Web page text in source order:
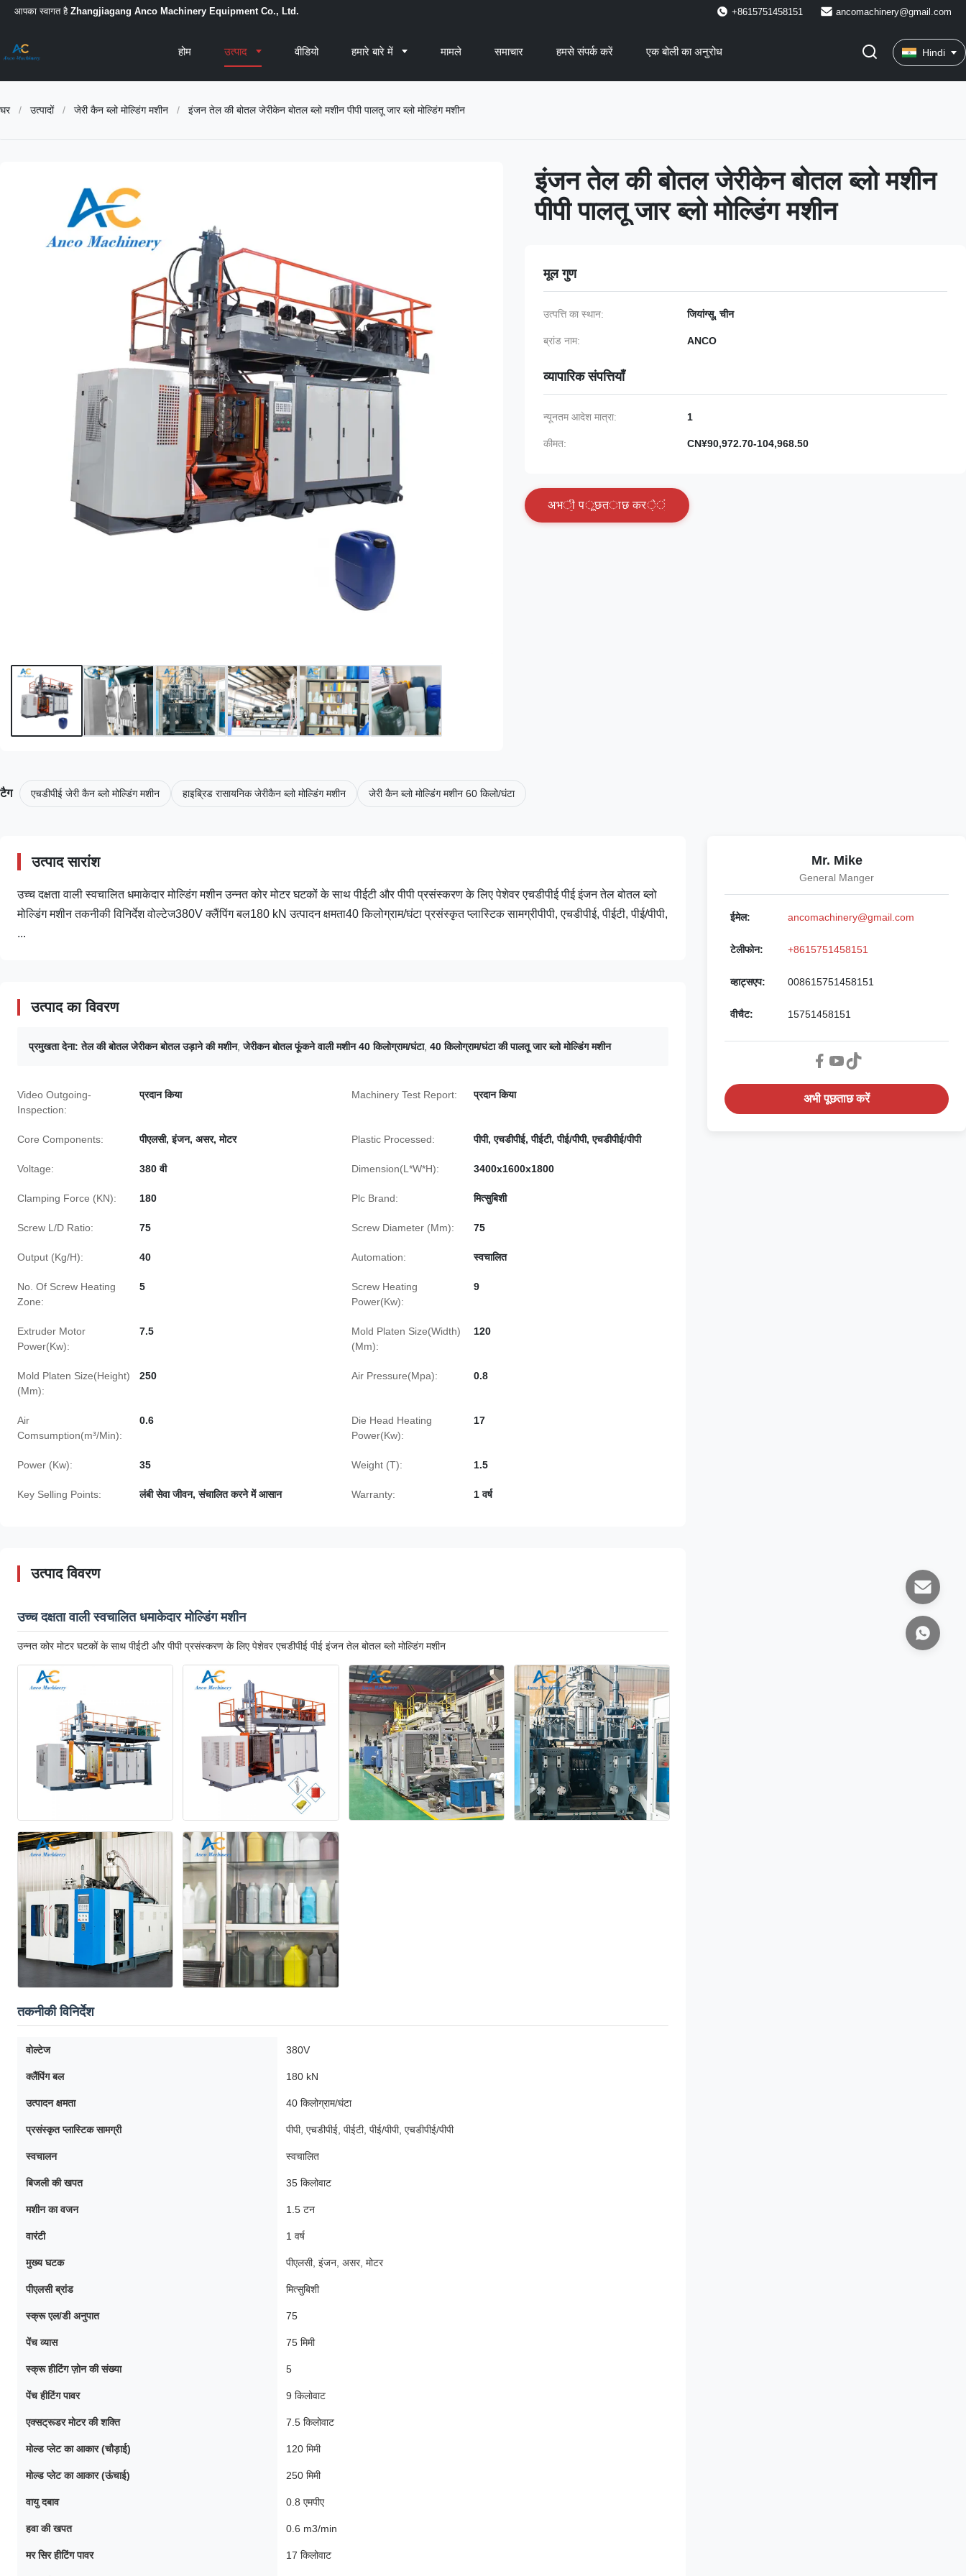
आपका स्वागत है Zhangjiagang Anco Machinery Equipment Co., Ltd. +8615751458151 ancomachinery@gmail.com
होम उत्पाद वीडियो हमारे बारे में मामले समाचार हमसे संपर्क करें एक बोली का अनुरोध Hindi
घर / उत्पादों / जेरी कैन ब्लो मोल्डिंग मशीन / इंजन तेल की बोतल जेरीकेन बोतल ब्लो मशीन पीपी पालतू जार ब्लो मोल्डिंग मशीन
इंजन तेल की बोतल जेरीकेन बोतल ब्लो मशीन
पीपी पालतू जार ब्लो मोल्डिंग मशीन
मूल गुण
उत्पत्ति का स्थान: जियांग्सू, चीन
ब्रांड नाम: ANCO
व्यापारिक संपत्तियाँ
न्यूनतम आदेश मात्रा: 1
कीमत: CN¥90,972.70-104,968.50
अभी पूछताछ करें
टैग एचडीपीई जेरी कैन ब्लो मोल्डिंग मशीन हाइब्रिड रासायनिक जेरीकैन ब्लो मोल्डिंग मशीन जेरी कैन ब्लो मोल्डिंग मशीन 60 किलो/घंटा
उत्पाद सारांश
उच्च दक्षता वाली स्वचालित धमाकेदार मोल्डिंग मशीन उन्नत कोर मोटर घटकों के साथ पीईटी और पीपी प्रसंस्करण के लिए पेशेवर एचडीपीई पीई इंजन तेल बोतल ब्लो
मोल्डिंग मशीन तकनीकी विनिर्देश वोल्टेज380V क्लैंपिंग बल180 kN उत्पादन क्षमता40 किलोग्राम/घंटा प्रसंस्कृत प्लास्टिक सामग्रीपीपी, एचडीपीई, पीईटी, पीई/पीपी,
...
उत्पाद का विवरण
प्रमुखता देना: तेल की बोतल जेरीकन बोतल उड़ाने की मशीन,जेरीकन बोतल फूंकने वाली मशीन 40 किलोग्राम/घंटा, 40 किलोग्राम/घंटा की पालतू जार ब्लो मोल्डिंग मशीन
Video Outgoing-
Inspection:
प्रदान किया Machinery Test Report: प्रदान किया
Core Components: पीएलसी, इंजन, असर, मोटर Plastic Processed: पीपी, एचडीपीई, पीईटी, पीई/पीपी, एचडीपीई/पीपी
Voltage: 380 वी Dimension(L*W*H): 3400x1600x1800
Clamping Force (KN): 180 Plc Brand: मित्सुबिशी
Screw L/D Ratio: 75 Screw Diameter (Mm): 75
Output (Kg/H): 40 Automation: स्वचालित
No. Of Screw Heating
Zone:
5
Screw Heating
Power(Kw):
9
Extruder Motor
Power(Kw):
7.5
Mold Platen Size(Width)
(Mm):
120
Mold Platen Size(Height)
(Mm):
250 Air Pressure(Mpa): 0.8
Air
Comsumption(m³/Min):
0.6
Die Head Heating
Power(Kw):
17
Power (Kw): 35 Weight (T): 1.5
Key Selling Points: लंबी सेवा जीवन, संचालित करने में आसान Warranty: 1 वर्ष
उत्पाद विवरण
उच्च दक्षता वाली स्वचालित धमाकेदार मोल्डिंग मशीन
उन्नत कोर मोटर घटकों के साथ पीईटी और पीपी प्रसंस्करण के लिए पेशेवर एचडीपीई पीई इंजन तेल बोतल ब्लो मोल्डिंग मशीन
तकनीकी विनिर्देश
वोल्टेज 380V
क्लैंपिंग बल 180 kN
उत्पादन क्षमता 40 किलोग्राम/घंटा
प्रसंस्कृत प्लास्टिक सामग्री पीपी, एचडीपीई, पीईटी, पीई/पीपी, एचडीपीई/पीपी
स्वचालन स्वचालित
बिजली की खपत 35 किलोवाट
मशीन का वजन 1.5 टन
वारंटी 1 वर्ष
मुख्य घटक पीएलसी, इंजन, असर, मोटर
पीएलसी ब्रांड मित्सुबिशी
स्क्रू एल/डी अनुपात 75
पेंच व्यास 75 मिमी
स्क्रू हीटिंग ज़ोन की संख्या 5
पेंच हीटिंग पावर 9 किलोवाट
एक्सट्रूडर मोटर की शक्ति 7.5 किलोवाट
मोल्ड प्लेट का आकार (चौड़ाई) 120 मिमी
मोल्ड प्लेट का आकार (ऊंचाई) 250 मिमी
वायु दबाव 0.8 एमपीए
हवा की खपत 0.6 m3/min
मर सिर हीटिंग पावर 17 किलोवाट
Mr. Mike
General Manger
ईमेल: ancomachinery@gmail.com
टेलीफोन: +8615751458151
व्हाट्सएप: 008615751458151
वीचैट: 15751458151
अभी पूछताछ करें